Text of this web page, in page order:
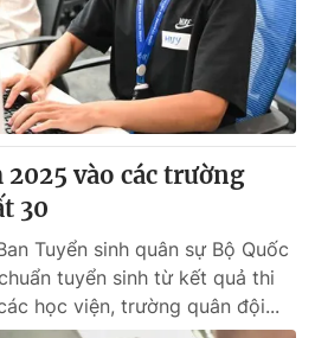
vào các trường
30
Tuyển sinh quân sự Bộ Quốc
tuyển sinh từ kết quả thi
học viện, trường quân đội...